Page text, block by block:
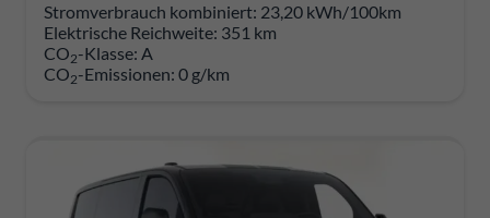
Stromverbrauch kombiniert: 23,20 kWh/100km
Elektrische Reichweite: 351 km
CO2-Klasse: A
CO2-Emissionen: 0 g/km